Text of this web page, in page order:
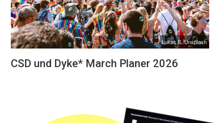
Lukas S./Unsplash
CSD und Dyke* March Planer 2026